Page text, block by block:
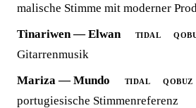
malische Stimme mit moderner
Tinariwen — Elwan
TIDAL
Gitarrenmusik
Mariza — Mundo
TIDAL QOBUZ
portugiesische Stimmenreferenz